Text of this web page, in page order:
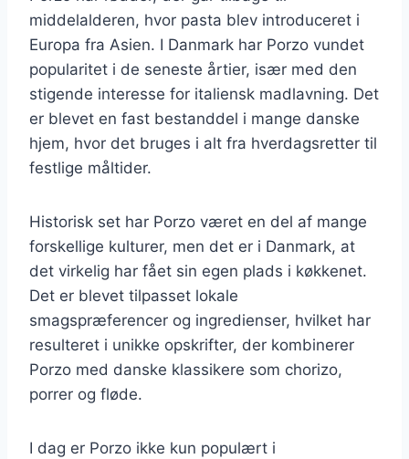
middelalderen, hvor pasta blev introduceret i
Europa fra Asien. I Danmark har Porzo vundet
popularitet i de seneste årtier, især med den
stigende interesse for italiensk madlavning. Det
er blevet en fast bestanddel i mange danske
hjem, hvor det bruges i alt fra hverdagsretter til
festlige måltider.
Historisk set har Porzo været en del af mange
forskellige kulturer, men det er i Danmark, at
det virkelig har fået sin egen plads i køkkenet.
Det er blevet tilpasset lokale
smagspræferencer og ingredienser, hvilket har
resulteret i unikke opskrifter, der kombinerer
Porzo med danske klassikere som chorizo,
porrer og fløde.
I dag er Porzo ikke kun populært i